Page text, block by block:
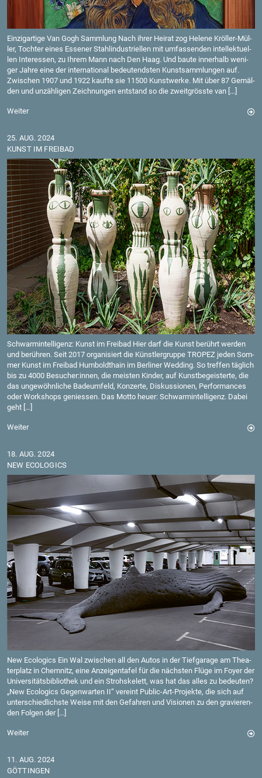
Ein­zig­ar­ti­ge Van Gogh Samm­lung Nach ihrer Hei­rat zog He­le­ne Kröl­ler-Mül­
ler, Toch­ter eines Es­se­ner Stahl­in­dus­tri­el­len mit um­fas­sen­den in­tel­lek­tu­el­
len In­ter­es­sen, zu Ihrem Mann nach Den Haag. Und baute in­ner­halb we­ni­
ger Jahre eine der in­ter­na­tio­nal be­deu­tends­ten Kunst­samm­lun­gen auf.
Zwi­schen 1907 und 1922 kauf­te sie 11500 Kunst­wer­ke. Mit über 87 Ge­mäl­
den und un­zäh­li­gen Zeich­nun­gen ent­stand so die zweit­gröss­te van […]
Wei­ter
25. AUG. 2024
KUNST IM FREI­BAD
Schwar­min­tel­li­genz: Kunst im Frei­bad Hier darf die Kunst be­rührt wer­den
und be­rüh­ren. Seit 2017 or­ga­ni­siert die Künst­ler­grup­pe TRO­PEZ jeden Som­
mer Kunst im Frei­bad Hum­bold­thain im Ber­li­ner Wed­ding. So tref­fen täg­lich
bis zu 4000 Be­su­cher:innen, die meis­ten Kin­der, auf Kunst­be­geis­ter­te, die
das un­ge­wöhn­li­che Ba­de­um­feld, Kon­zer­te, Dis­kus­sio­nen, Per­for­man­ces
oder Work­shops ge­nies­sen. Das Motto heuer: Schwar­min­tel­li­genz. Dabei
geht […]
Wei­ter
18. AUG. 2024
NEW ECO­LO­GICS
New Eco­lo­gics Ein Wal zwi­schen all den Autos in der Tief­ga­ra­ge am Thea­
ter­platz in Chem­nitz, eine An­zei­gen­ta­fel für die nächs­ten Flüge im Foyer der
Uni­ver­si­täts­bi­blio­thek und ein Strohske­lett, was hat das alles zu be­deu­ten?
„New Eco­lo­gics Ge­gen­war­ten II“ ver­eint Pu­blic-Art-Pro­jek­te, die sich auf
un­ter­schied­lichs­te Weise mit den Ge­fah­ren und Vi­sio­nen zu den gra­vie­ren­
den Fol­gen der […]
Wei­ter
11. AUG. 2024
GÖT­TIN­GEN